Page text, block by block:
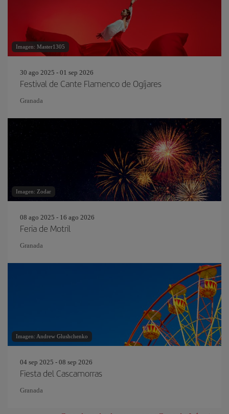
Imagen: Master1305
30 ago 2025 - 01 sep 2026
Festival de Cante Flamenco de Ogíjares
Granada
Imagen: Zodar
08 ago 2025 - 16 ago 2026
Feria de Motril
Granada
Imagen: Andrew Glushchenko
04 sep 2025 - 08 sep 2026
Fiesta del Cascamorras
Granada